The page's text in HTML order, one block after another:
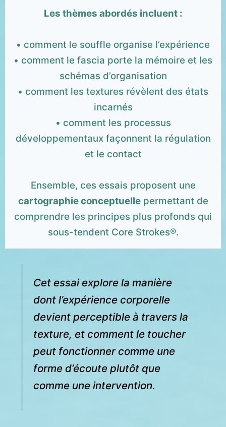
Les thèmes abordés incluent :
• comment le souffle organise l’expérience
• comment le fascia porte la mémoire et les
schémas d’organisation
• comment les textures révèlent des états
incarnés
• comment les processus
développementaux façonnent la régulation
et le contact
Ensemble, ces essais proposent une
cartographie conceptuellepermettant de
comprendre les principes plus profonds qui
sous-tendent Core Strokes®.
Cet essai explore la manière
dont l’expérience corporelle
devient perceptible à travers la
texture, et comment le toucher
peut fonctionner comme une
forme d’écoute plutôt que
comme une intervention.